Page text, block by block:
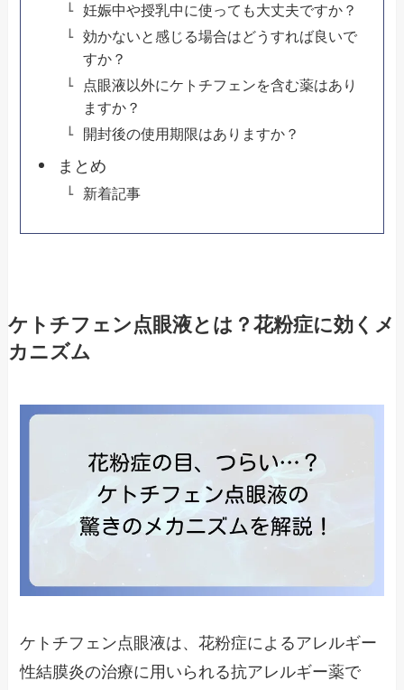
妊娠中や授乳中に使っても大丈夫ですか？
効かないと感じる場合はどうすれば良いで
すか？
点眼液以外にケトチフェンを含む薬はあり
ますか？
開封後の使用期限はありますか？
まとめ
新着記事
ケトチフェン点眼液とは？花粉症に効くメ
カニズム
ケトチフェン点眼液は、花粉症によるアレルギー
性結膜炎の治療に用いられる抗アレルギー薬で